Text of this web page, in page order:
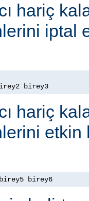
hariç
iptal
birey3
hariç
etkin
birey6